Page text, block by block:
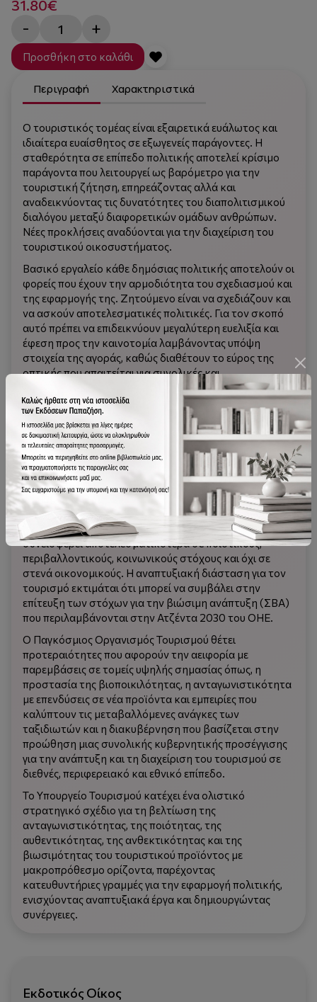
31.80€
- +
Προσθήκη στο καλάθι
Περιγραφή Χαρακτηριστικά
Ο τουριστικός τομέας είναι εξαιρετικά ευάλωτος και
ιδιαίτερα ευαίσθητος σε εξωγενείς παράγοντες. Η
σταθερότητα σε επίπεδο πολιτικής αποτελεί κρίσιμο
παράγοντα που λειτουργεί ως βαρόμετρο για την
τουριστική ζήτηση, επηρεάζοντας αλλά και
αναδεικνύοντας τις δυνατότητες του διαπολιτισμικού
διαλόγου μεταξύ διαφορετικών ομάδων ανθρώπων.
Νέες προκλήσεις αναδύονται για την διαχείριση του
τουριστικού οικοσυστήματος.
Βασικό εργαλείο κάθε δημόσιας πολιτικής αποτελούν οι
φορείς που έχουν την αρμοδιότητα του σχεδιασμού και
της εφαρμογής της. Ζητούμενο είναι να σχεδιάζουν και
να ασκούν αποτελεσματικές πολιτικές. Για τον σκοπό
αυτό πρέπει να επιδεικνύουν μεγαλύτερη ευελιξία και
έφεση προς την καινοτομία λαμβάνοντας υπόψη
στοιχεία της αγοράς, καθώς διαθέτουν το εύρος της
οπτικής που απαιτείται για συνολικές και
ολοκληρωμένες παρεμβάσεις. Οι στόχοι της
τουριστικής πολιτικής δεν μπορεί, παρά να είναι
αναπτυξιακοί και γι’ αυτό συνδέονται στενά με την
ανάπτυξη, όπου στη χρήση του όρου συνυπάρχουν
πολλές και διαφορετικές όψεις. Άλλοτε ο όρος αυτός
παραπέμπει στην ανάπτυξη μιας χώρας ή περιοχής
αναδεικνύοντας τον τουρισμό ως κύριο αναπτυξιακό
εργαλείο προσδιορίζοντάς τον, ως την «ατμομηχανή
της οικονομίας».
Ο τουρισμός πλέον καλείται ολοένα και πιο συχνά να
συνεισφέρει αποτελεσματικότερα σε ποιοτικούς,
περιβαλλοντικούς, κοινωνικούς στόχους και όχι σε
στενά οικονομικούς. Η αναπτυξιακή διάσταση για τον
τουρισμό εκτιμάται ότι μπορεί να συμβάλει στην
επίτευξη των στόχων για την βιώσιμη ανάπτυξη (ΣΒΑ)
που περιλαμβάνονται στην Ατζέντα 2030 του ΟΗΕ.
Ο Παγκόσμιος Οργανισμός Τουρισμού θέτει
προτεραιότητες που αφορούν την αειφορία με
παρεμβάσεις σε τομείς υψηλής σημασίας όπως, η
προστασία της βιοποικιλότητας, η ανταγωνιστικότητα
με επενδύσεις σε νέα προϊόντα και εμπειρίες που
καλύπτουν τις μεταβαλλόμενες ανάγκες των
ταξιδιωτών και η διακυβέρνηση που βασίζεται στην
προώθηση μιας συνολικής κυβερνητικής προσέγγισης
για την ανάπτυξη και τη διαχείριση του τουρισμού σε
διεθνές, περιφερειακό και εθνικό επίπεδο.
Το Υπουργείο Τουρισμού κατέχει ένα ολιστικό
στρατηγικό σχέδιο για τη βελτίωση της
ανταγωνιστικότητας, της ποιότητας, της
αυθεντικότητας, της ανθεκτικότητας και της
βιωσιμότητας του τουριστικού προϊόντος με
μακροπρόθεσμο ορίζοντα, παρέχοντας
κατευθυντήριες γραμμές για την εφαρμογή πολιτικής,
ενισχύοντας αναπτυξιακά έργα και δημιουργώντας
συνέργειες.
Εκδοτικός Οίκος